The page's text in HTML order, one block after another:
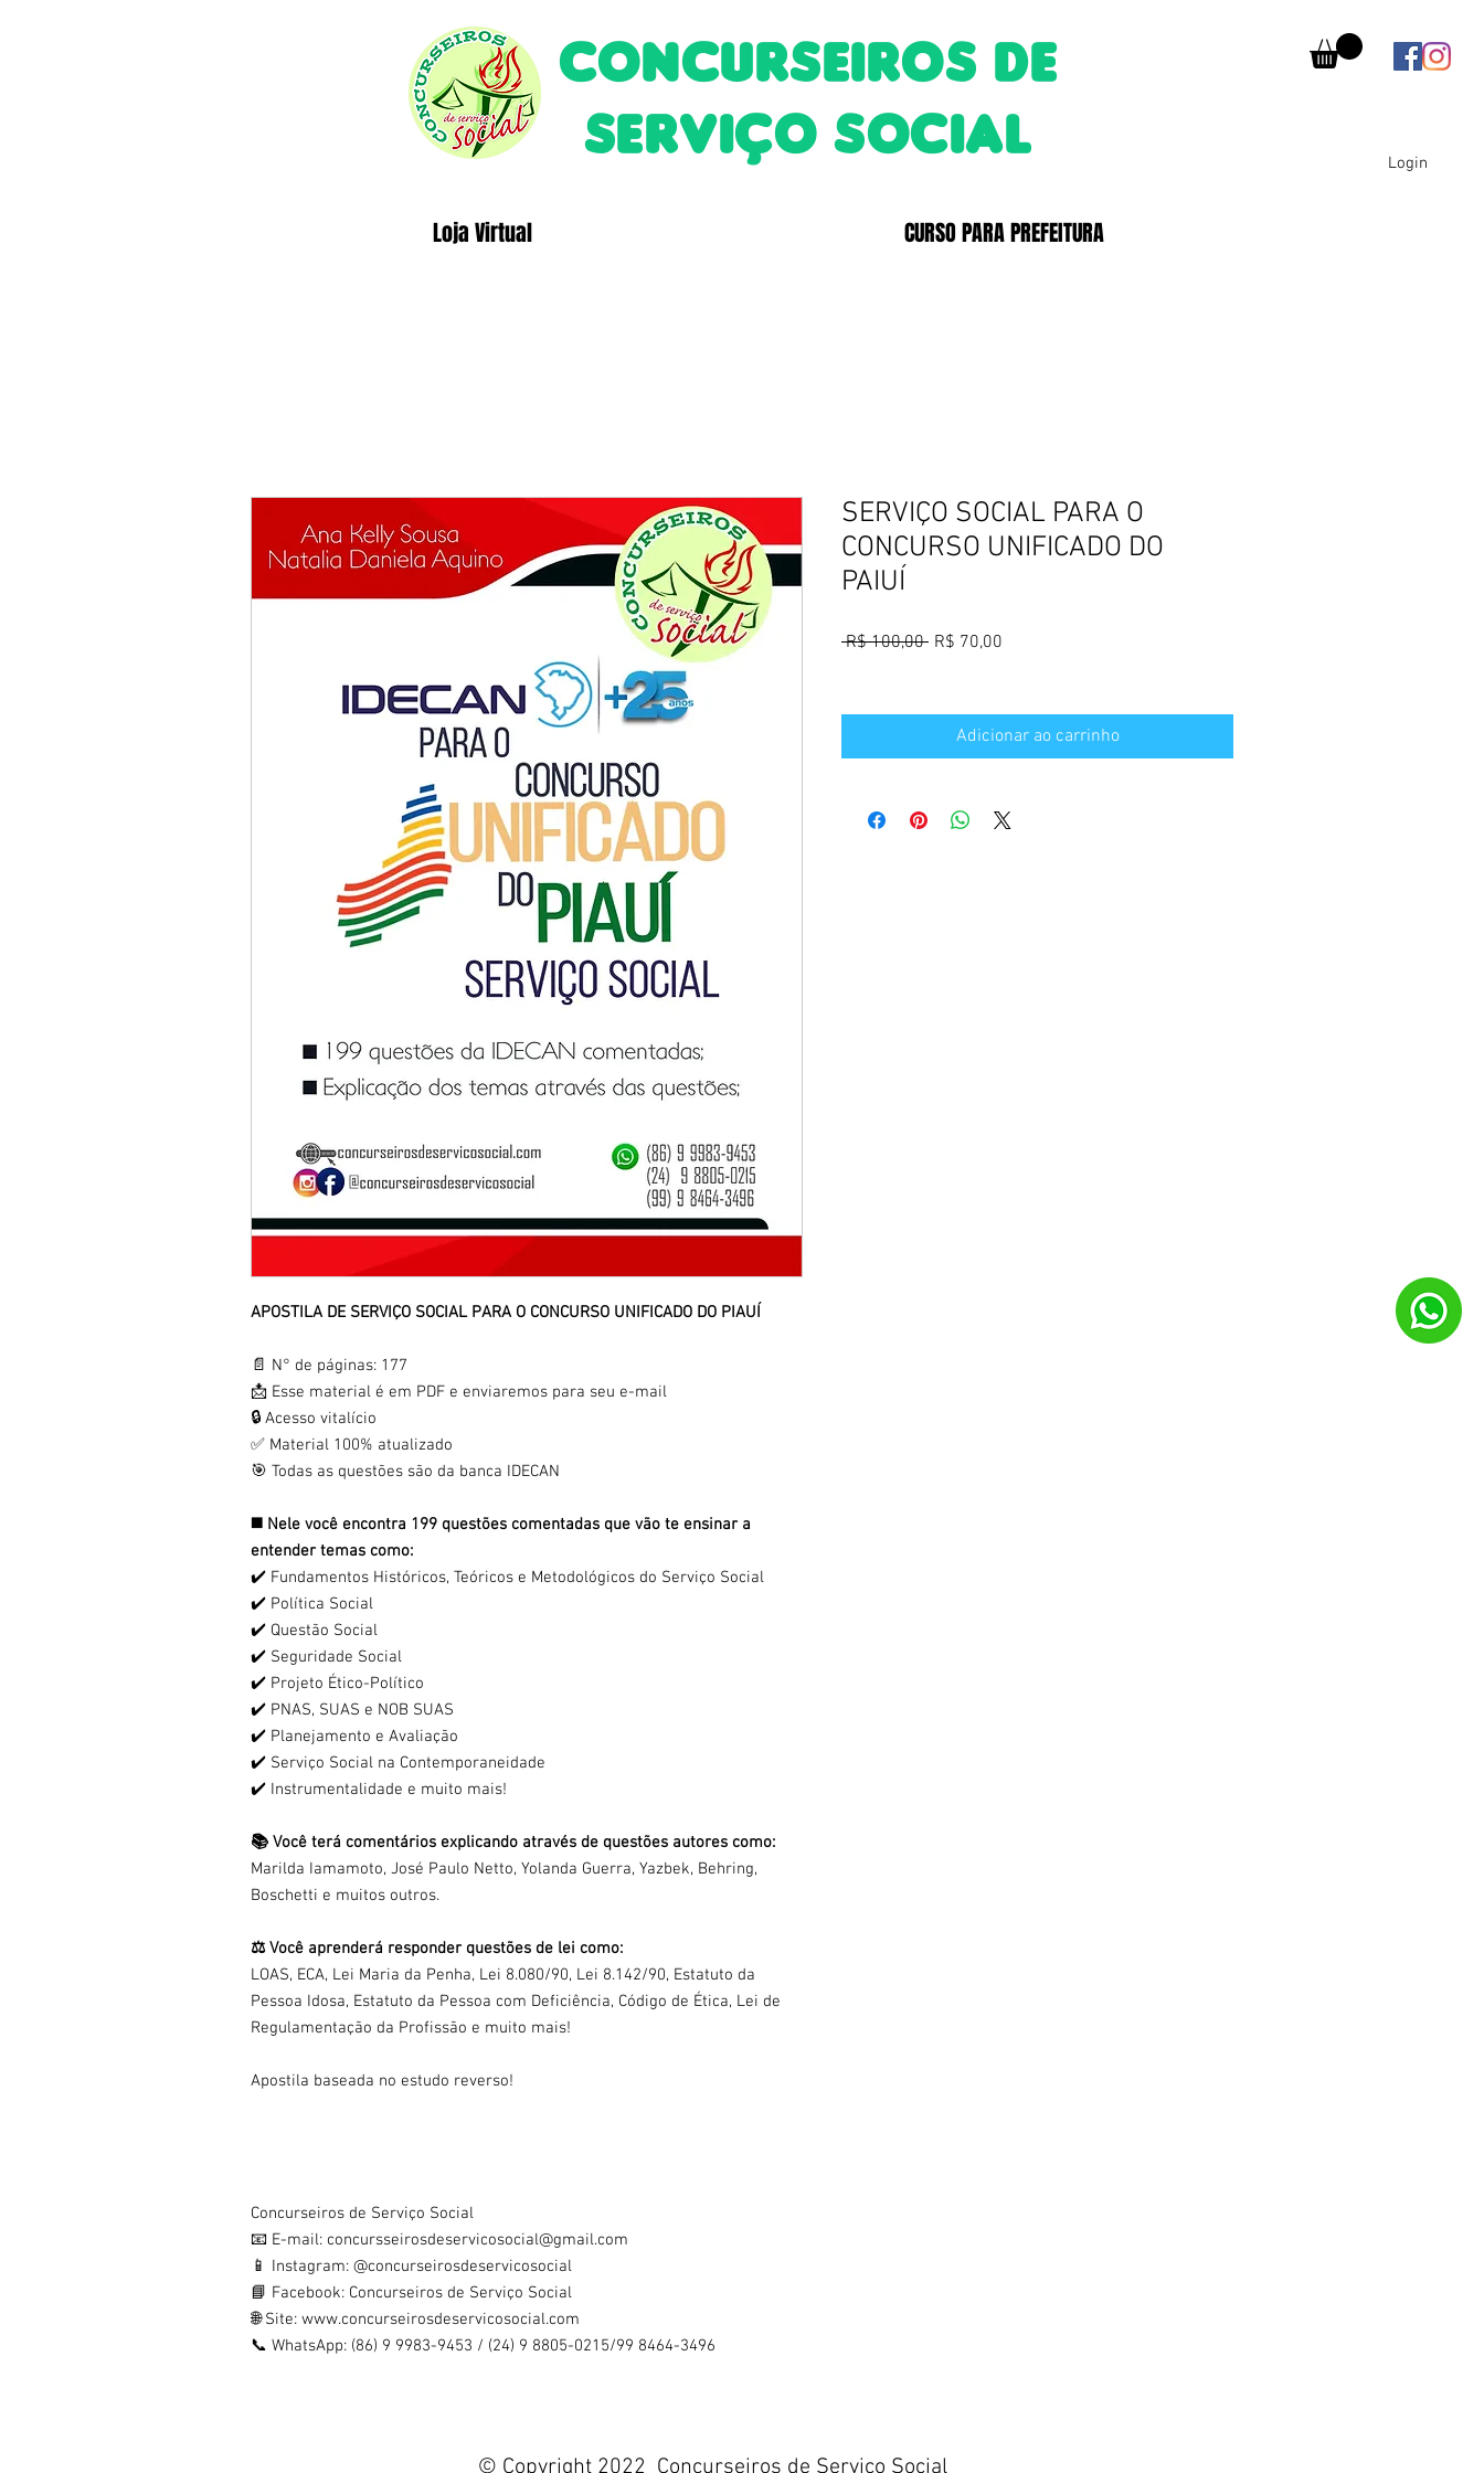
CONCURSEIROS DE
SERVIÇO SOCIAL
Login
Loja Virtual CURSO PARA PREFEITURA
APOSTILA DE SERVIÇO SOCIAL PARA O CONCURSO UNIFICADO DO PIAUÍ
📄 N° de páginas: 177
📩 Esse material é em PDF e enviaremos para seu e-mail
🔒 Acesso vitalício
✅ Material 100% atualizado
🎯 Todas as questões são da banca IDECAN
◼️ Nele você encontra 199 questões comentadas que vão te ensinar a
entender temas como:
✔️ Fundamentos Históricos, Teóricos e Metodológicos do Serviço Social
✔️ Política Social
✔️ Questão Social
✔️ Seguridade Social
✔️ Projeto Ético-Político
✔️ PNAS, SUAS e NOB SUAS
✔️ Planejamento e Avaliação
✔️ Serviço Social na Contemporaneidade
✔️ Instrumentalidade e muito mais!
📚 Você terá comentários explicando através de questões autores como:
Marilda Iamamoto, José Paulo Netto, Yolanda Guerra, Yazbek, Behring,
Boschetti e muitos outros.
⚖️ Você aprenderá responder questões de lei como:
LOAS, ECA, Lei Maria da Penha, Lei 8.080/90, Lei 8.142/90, Estatuto da
Pessoa Idosa, Estatuto da Pessoa com Deficiência, Código de Ética, Lei de
Regulamentação da Profissão e muito mais!
Apostila baseada no estudo reverso!
Concurseiros de Serviço Social
📧 E-mail: concursseirosdeservicosocial@gmail.com
📱 Instagram: @concurseirosdeservicosocial
📘 Facebook: Concurseiros de Serviço Social
🌐 Site: www.concurseirosdeservicosocial.com
📞 WhatsApp: (86) 9 9983-9453 / (24) 9 8805-0215/99 8464-3496
SERVIÇO SOCIAL PARA O
CONCURSO UNIFICADO DO
PAIUÍ
R$ 100,00 Preço
R$ 70,00
Adicionar ao carrinho
© Copyright 2022 Concurseiros de Serviço Social